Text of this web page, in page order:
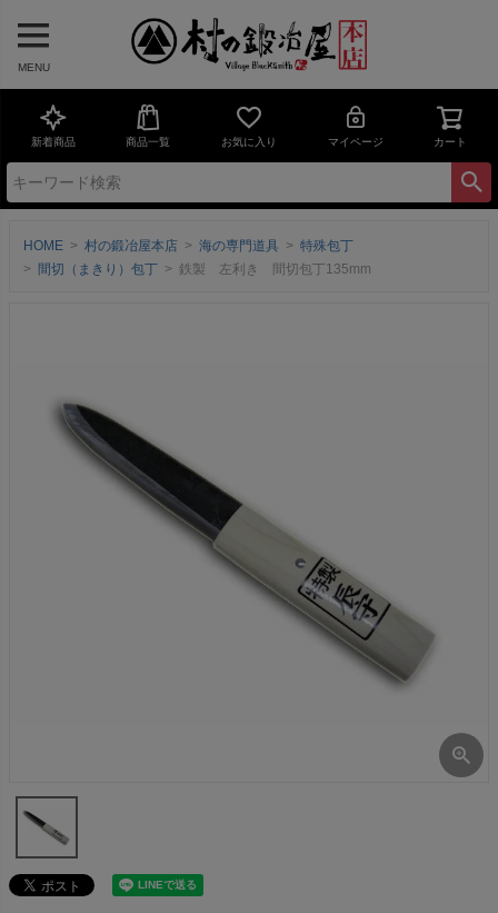
MENU
新着商品 商品一覧 お気に入り マイページ カート
HOME 村の鍛冶屋本店 海の専門道具
特殊包丁
間切（まきり）包丁
鉄製 左利き 間切包丁135mm